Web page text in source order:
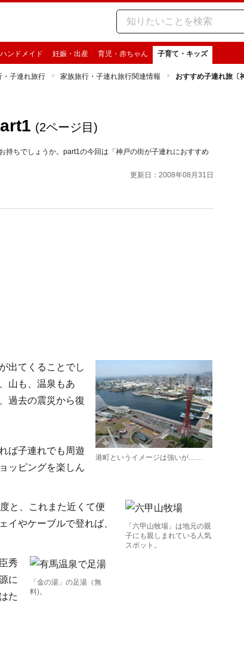
ハンドメイド 妊娠・出産 育児・赤ちゃん 子育て・キッズ
・子連れ旅行 家族旅行・子連れ旅行関連情報 おすすめ子連れ旅〔
(2ページ目)
ちでしょうか。part1の今回は「神戸の街が子連れにおすすめ
更新日：2008年08月31日
港町というイメージは強いが……
出てくることでし
山も、温泉もあ
過去の震災から復
ば子連れでも周遊
ッピングを楽しん
「六甲山牧場」は地元の親
子にも親しまれている人気
スポット。
と、これまた近くて便
イやケーブルで登れば、
「金の湯」の足湯（無
料)。
秀
に
た